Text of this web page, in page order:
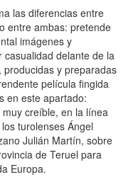
las diferencias entre
entre ambas: pretende
imágenes y
delante de la
y preparadas
película fingida
en este apartado:
creíble, en la línea
turolenses Ángel
Julián Martín, sobre
de Teruel para
Europa.